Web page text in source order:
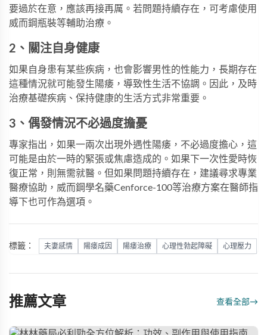
要過於在意，應該再接再厲。若問題持續存在，可考慮使用
威而鋼瓶裝等輔助治療。
2、關注自身健康
如果自身患有某些疾病，也會影響男性的性能力，長期存在
這種情況就可能發生陽痿，導致性生活不協調。因此，及時
治療基礎疾病、保持健康的生活方式非常重要。
3、偶發情況不必過度擔憂
專家指出，如果一兩次出現外遇性陽痿，不必過度擔心，這
可能是由於一時的緊張或焦慮造成的。如果下一次性愛時恢
復正常，則無需就醫。但如果問題持續存在，建議尋求專業
醫療協助， 威而鋼學名藥Cenforce-100等治療方案在醫師指
導下也可作為選項。
標籤： 夫妻感情 陽痿成因 陽痿治療 心理性勃起障礙 心理壓力
推薦文章 查看全部→